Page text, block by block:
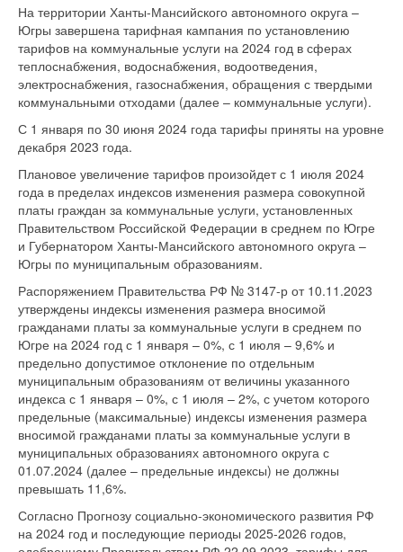
На территории Ханты-Мансийского автономного округа –
Югры завершена тарифная кампания по установлению
тарифов на коммунальные услуги на 2024 год в сферах
теплоснабжения, водоснабжения, водоотведения,
электроснабжения, газоснабжения, обращения с твердыми
коммунальными отходами (далее – коммунальные услуги).
С 1 января по 30 июня 2024 года тарифы приняты на уровне
декабря 2023 года.
Плановое увеличение тарифов произойдет с 1 июля 2024
года в пределах индексов изменения размера совокупной
платы граждан за коммунальные услуги, установленных
Правительством Российской Федерации в среднем по Югре
и Губернатором Ханты-Мансийского автономного округа –
Югры по муниципальным образованиям.
Распоряжением Правительства РФ № 3147-р от 10.11.2023
утверждены индексы изменения размера вносимой
гражданами платы за коммунальные услуги в среднем по
Югре на 2024 год с 1 января – 0%, с 1 июля – 9,6% и
предельно допустимое отклонение по отдельным
муниципальным образованиям от величины указанного
индекса с 1 января – 0%, с 1 июля – 2%, с учетом которого
предельные (максимальные) индексы изменения размера
вносимой гражданами платы за коммунальные услуги в
муниципальных образованиях автономного округа с
01.07.2024 (далее – предельные индексы) не должны
превышать 11,6%.
Согласно Прогнозу социально-экономического развития РФ
на 2024 год и последующие периоды 2025-2026 годов,